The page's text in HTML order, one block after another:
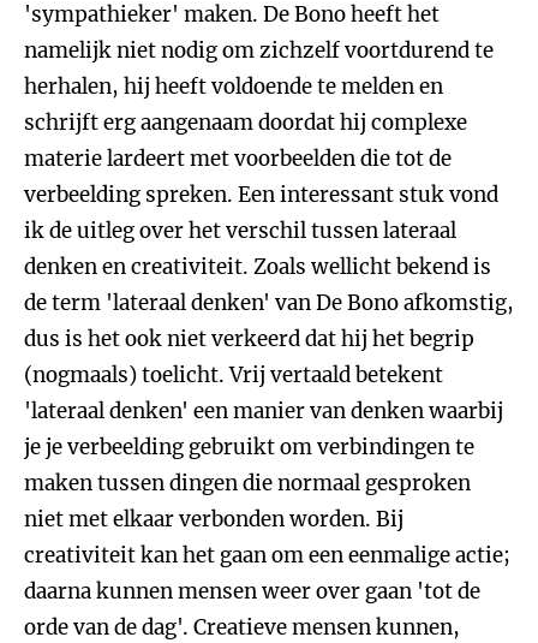
'sympathieker' maken. De Bono heeft het
namelijk niet nodig om zichzelf voortdurend te
herhalen, hij heeft voldoende te melden en
schrijft erg aangenaam doordat hij complexe
materie lardeert met voorbeelden die tot de
verbeelding spreken. Een interessant stuk vond
ik de uitleg over het verschil tussen lateraal
denken en creativiteit. Zoals wellicht bekend is
de term 'lateraal denken' van De Bono afkomstig,
dus is het ook niet verkeerd dat hij het begrip
(nogmaals) toelicht. Vrij vertaald betekent
'lateraal denken' een manier van denken waarbij
je je verbeelding gebruikt om verbindingen te
maken tussen dingen die normaal gesproken
niet met elkaar verbonden worden. Bij
creativiteit kan het gaan om een eenmalige actie;
daarna kunnen mensen weer over gaan 'tot de
orde van de dag'. Creatieve mensen kunnen,